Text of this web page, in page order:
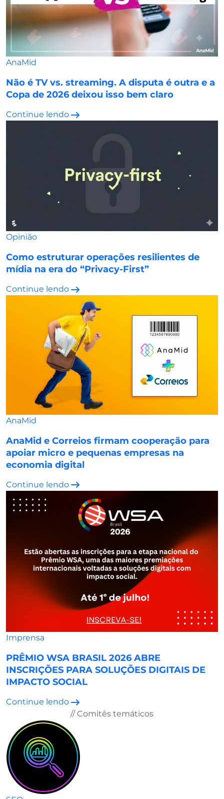
AnaMid
Não é TV vs. streaming. A disputa é outra e a
Copa de 2026 deixou isso bem claro
Continue lendo
Opinião
Como estruturar operações resilientes de
mídia na era do “Privacy-First”
Continue lendo
AnaMid
AnaMid e Correios firmam cooperação para
apoiar micro e pequenas empresas na
economia digital
Continue lendo
Imprensa
PRÊMIO WSA BRASIL 2026 ABRE
INSCRIÇÕES PARA SOLUÇÕES DIGITAIS DE
IMPACTO SOCIAL
Continue lendo
// Comitês temáticos